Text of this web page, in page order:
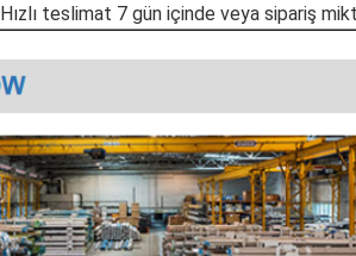
Hızlı teslimat 7 gün içinde veya sipariş